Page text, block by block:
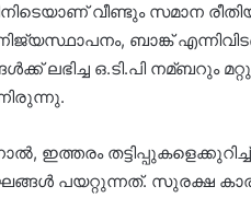
വീണ്ടും സമാന
ബാങ്ക്
ലഭിച്ച ഒ.ടി.പി നമ്ബറും
ഇത്തരം
പയറ്റുന്നത്. സുരക്ഷ